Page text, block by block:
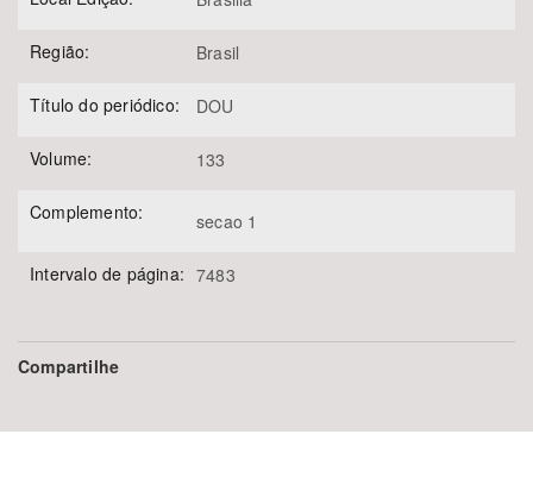
Região: Brasil
Título do periódico: DOU
Volume: 133
Complemento: secao 1
Intervalo de página: 7483
Compartilhe